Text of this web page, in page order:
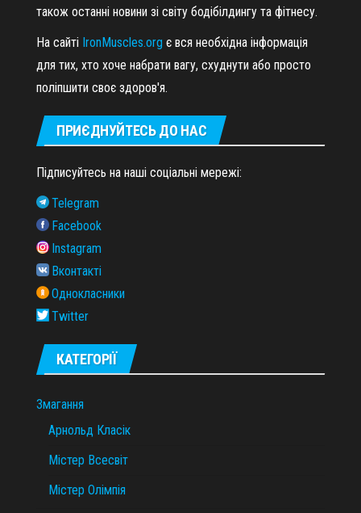
також останні новини зі світу бодібілдингу та фітнесу.
На сайті IronMuscles.org є вся необхідна інформація
для тих, хто хоче набрати вагу, схуднути або просто
поліпшити своє здоров'я.
ПРИЄДНУЙТЕСЬ ДО НАС
Підписуйтесь на наші соціальні мережі:
Telegram
Facebook
Instagram
Вконтакті
Однокласники
Twitter
КАТЕГОРІЇ
Змагання
Арнольд Класік
Містер Всесвіт
Містер Олімпія